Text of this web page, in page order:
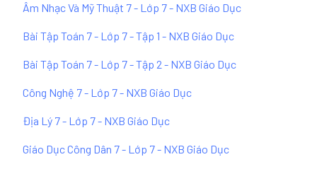
Âm Nhạc Và Mỹ Thuật 7 - Lớp 7 - NXB Giáo Dục
Bài Tập Toán 7 - Lớp 7 - Tập 1 - NXB Giáo Dục
Bài Tập Toán 7 - Lớp 7 - Tập 2 - NXB Giáo Dục
Công Nghệ 7 - Lớp 7 - NXB Giáo Dục
Địa Lý 7 - Lớp 7 - NXB Giáo Dục
Giáo Dục Công Dân 7 - Lớp 7 - NXB Giáo Dục